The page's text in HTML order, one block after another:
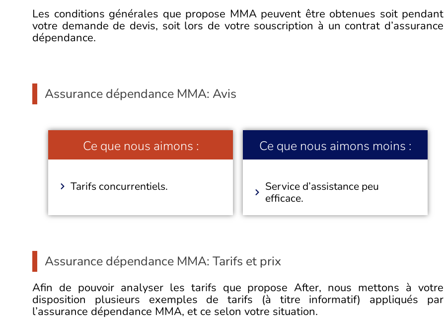
Les conditions générales que propose MMA peuvent être obtenues soit pendant
votre demande de devis, soit lors de votre souscription à un contrat d’assurance
dépendance.
Assurance dépendance MMA: Avis
Ce que nous aimons :
Tarifs concurrentiels.
Ce que nous aimons moins :
Service d’assistance peu
efficace.
Assurance dépendance MMA: Tarifs et prix
Afin de pouvoir analyser les tarifs que propose After, nous mettons à votre
disposition plusieurs exemples de tarifs (à titre informatif) appliqués par
l’assurance dépendance MMA, et ce selon votre situation.